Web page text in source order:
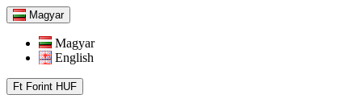
Magyar
Magyar
English
Ft Forint HUF